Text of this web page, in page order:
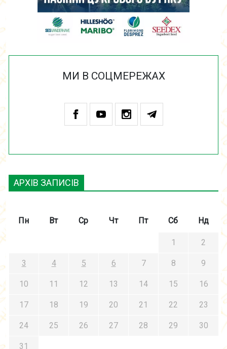
МИ В СОЦМЕРЕЖАХ
АРХІВ ЗАПИСІВ
Пн Вт Ср Чт Пт Сб Нд
1 2
3 4 5 6 7 8 9
10 11 12 13 14 15 16
17 18 19 20 21 22 23
24 25 26 27 28 29 30
31